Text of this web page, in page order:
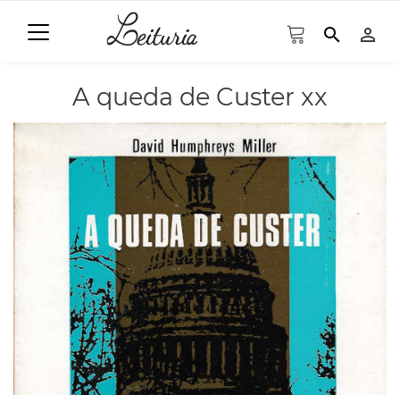
search person_outline
A queda de Custer xx